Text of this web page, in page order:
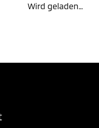
Wird geladen…